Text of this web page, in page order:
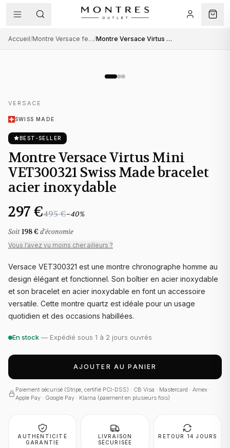
Accueil/ Montre Versace femme/ Montre Versace Virtus Mini VET300321 Swiss Made bracelet acier inoxydable
VERSACE
SWISS MADE
BEST-SELLER
Montre Versace Virtus Mini
VET300321 Swiss Made bracelet
acier inoxydable
297 €495 €−40%
Soit198 € d'économie
Vous l'avez vu moins cher ailleurs ?
Versace VET300321 est une montre chronographe homme au
design élégant et fonctionnel. Son boîtier en acier inoxydable
et son bracelet en acier inoxydable en font un accessoire
versatile. Cette montre quartz est idéale pour un usage
quotidien et des occasions habillées.
En stock — Expédié sous 1 à 2 jours ouvrés
AJOUTER AU PANIER
Paiement sécurisé (Stripe, certifié PCI-DSS) : CB Visa · Mastercard · Amex ·
Apple Pay · Google Pay · Klarna (paiement en plusieurs fois)
AUTHENTICITÉ
GARANTIE
LIVRAISON
SÉCURISÉE
RETOUR 14 JOURS